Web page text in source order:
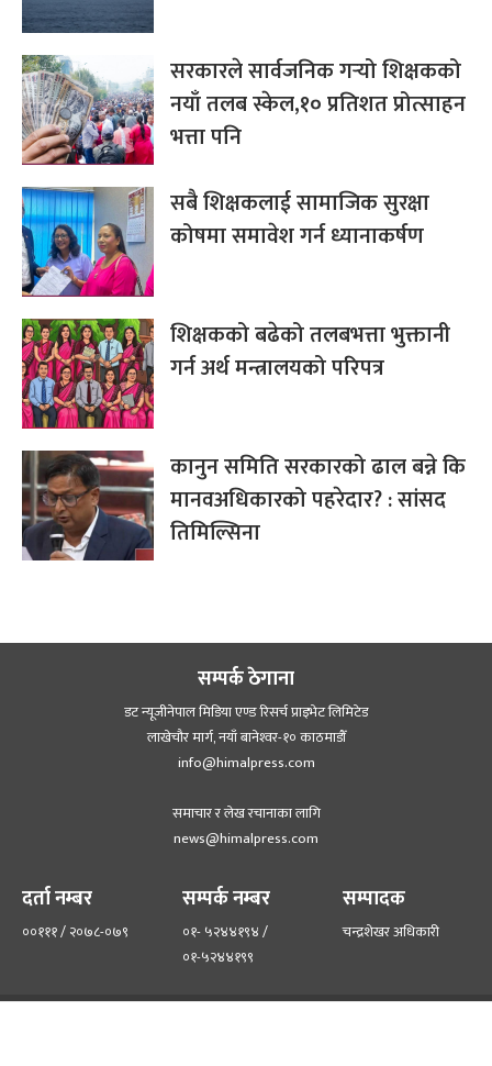
सरकारले सार्वजनिक गर्‍यो शिक्षकको
नयाँ तलब स्केल,१० प्रतिशत प्रोत्साहन
भत्ता पनि
सबै शिक्षकलाई सामाजिक सुरक्षा
कोषमा समावेश गर्न ध्यानाकर्षण
शिक्षकको बढेको तलबभत्ता भुक्तानी
गर्न अर्थ मन्त्रालयको परिपत्र
कानुन समिति सरकारको ढाल बन्ने कि
मानवअधिकारको पहरेदार? : सांसद
तिमिल्सिना
सम्पर्क ठेगाना
डट न्यूजीनेपाल मिडिया एण्ड रिसर्च प्राइभेट लिमिटेड
लाखेचौर मार्ग, नयाँ बानेश्‍वर-१० काठमाडौँ
info@himalpress.com
समाचार र लेख रचानाका लागि
news@himalpress.com
दर्ता नम्बर
००१११ / २०७८-०७९
सम्पर्क नम्बर
०१- ५२४४१९४ /
०१-५२४४१९९
सम्पादक
चन्द्रशेखर अधिकारी